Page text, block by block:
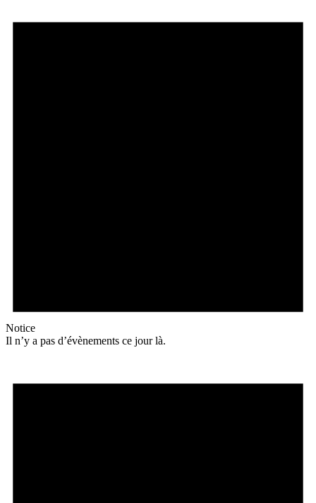
Notice
Il n’y a pas d’évènements ce jour là.